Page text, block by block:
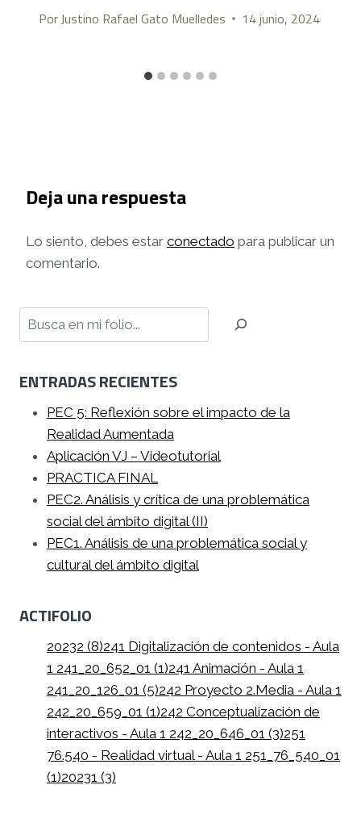
PorJustino Rafael Gato Muelledes 14 junio, 2024
Deja una respuesta
Lo siento, debes estar conectado para publicar un
comentario.
Buscar
ENTRADAS RECIENTES
PEC 5: Reflexión sobre el impacto de la
Realidad Aumentada
Aplicación VJ – Videotutorial
PRACTICA FINAL
PEC2. Análisis y crítica de una problemática
social del ámbito digital (II)
PEC1. Análisis de una problemática social y
cultural del ámbito digital
ACTIFOLIO
20232 (8)241 Digitalización de contenidos - Aula
1 241_20_652_01 (1)241 Animación - Aula 1
241_20_126_01 (5)242 Proyecto 2.Media - Aula 1
242_20_659_01 (1)242 Conceptualización de
interactivos - Aula 1 242_20_646_01 (3)251
76.540 - Realidad virtual - Aula 1 251_76_540_01
(1)20231 (3)